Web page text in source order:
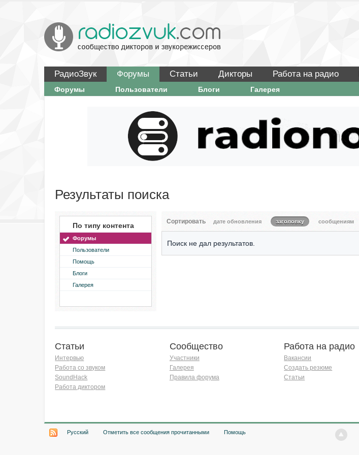
РадиоЗвук Форумы Статьи Дикторы Работа на радио
Форумы Пользователи Блоги Галерея
Результаты поиска
По типу контента
Форумы
Пользователи
Помощь
Блоги
Галерея
Сортировать дате обновления заголовку сообщениям
Поиск не дал результатов.
Статьи
Интервью
Работа со звуком
SoundHack
Работа диктором
Сообщество
Участники
Галерея
Правила форума
Работа на радио
Вакансии
Создать резюме
Статьи
Русский Отметить все сообщения прочитанными Помощь